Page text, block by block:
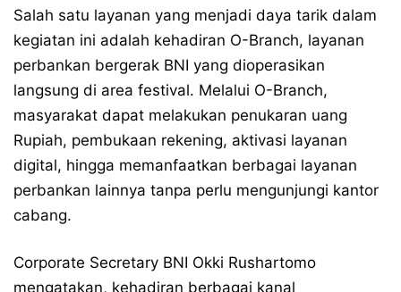
Salah satu layanan yang menjadi daya tarik dalam
kegiatan ini adalah kehadiran O-Branch, layanan
perbankan bergerak BNI yang dioperasikan
langsung di area festival. Melalui O-Branch,
masyarakat dapat melakukan penukaran uang
Rupiah, pembukaan rekening, aktivasi layanan
digital, hingga memanfaatkan berbagai layanan
perbankan lainnya tanpa perlu mengunjungi kantor
cabang.
Corporate Secretary BNI Okki Rushartomo
mengatakan, kehadiran berbagai kanal